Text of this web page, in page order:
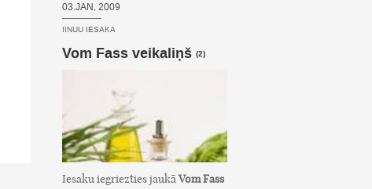
03.JAN, 2009
IINUU IESAKA
Vom Fass veikaliņš (2)
Iesaku iegriezties jaukāVom Fass